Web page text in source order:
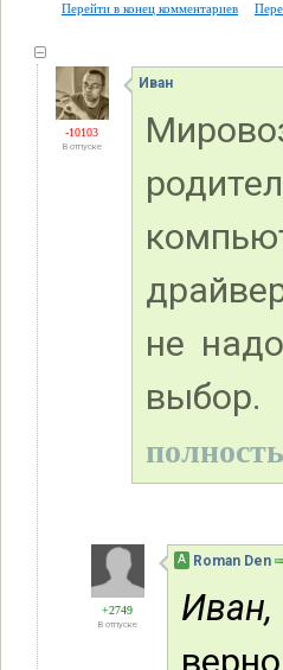
Перейти в конец комментариев
-10103
В отпуске
Иван
не
+2749
В отпуске
А Roman Den
Иван,